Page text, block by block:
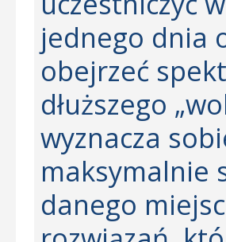
jednego dnia
obejrzeć
dłuższego
wyznacza
maksymalnie
danego